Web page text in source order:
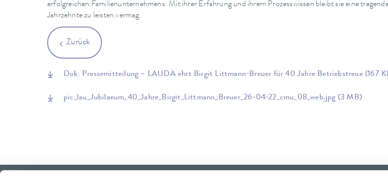
erfolgreichen Familienunternehmens. Mit ihrer Erfahrung und ihrem Prozesswissen bleibt sie eine
Jahrzehnte zu leisten vermag.
Zurück
Dok: Pressemitteilung – LAUDA ehrt Birgit Littmann-Breuer für 40 Jahre Betriebstreue (167
pic_lau_Jubilaeum_40_Jahre_Birgit_Littmann_Breuer_26-04-22_cmu_08_web.jpg (3 MB)